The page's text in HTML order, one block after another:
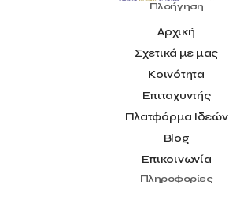
Πλοήγηση
Αρχική
Σχετικά με μας
Κοινότητα
Επιταχυντής
Πλατφόρμα Ιδεών
Blog
Επικοινωνία
Πληροφορίες